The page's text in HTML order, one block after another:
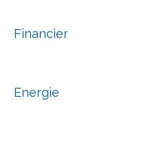
Financier
Energie